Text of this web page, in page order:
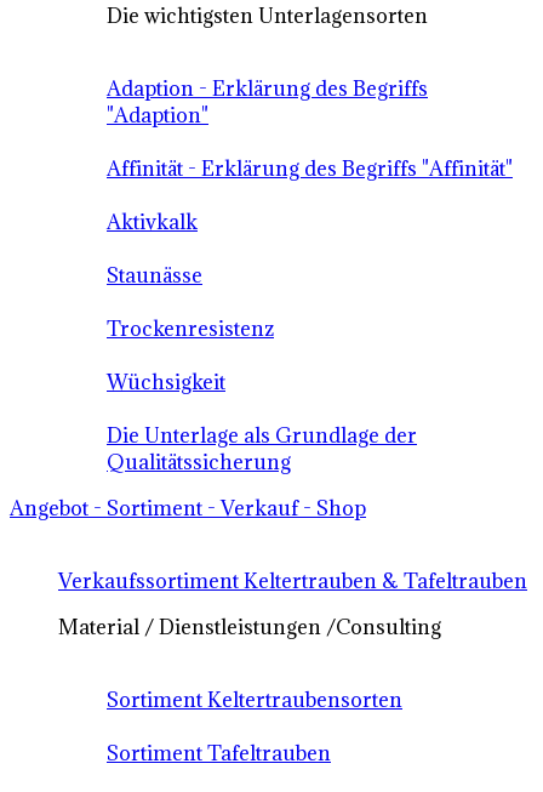
Die wichtigsten Unterlagensorten
Adaption - Erklärung des Begriffs
"Adaption"
Affinität - Erklärung des Begriffs "Affinität"
Aktivkalk
Staunässe
Trockenresistenz
Wüchsigkeit
Die Unterlage als Grundlage der
Qualitätssicherung
Angebot - Sortiment - Verkauf - Shop
Verkaufssortiment Keltertrauben & Tafeltrauben
Material / Dienstleistungen /Consulting
Sortiment Keltertraubensorten
Sortiment Tafeltrauben